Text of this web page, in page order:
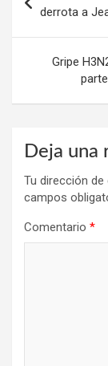
de
entradas
derrota a
Gripe
Deja una
Tu dirección
campos
Comentario *